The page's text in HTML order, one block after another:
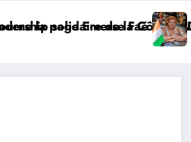
de la Côte d’Ivoire en
Faé Diplomatie